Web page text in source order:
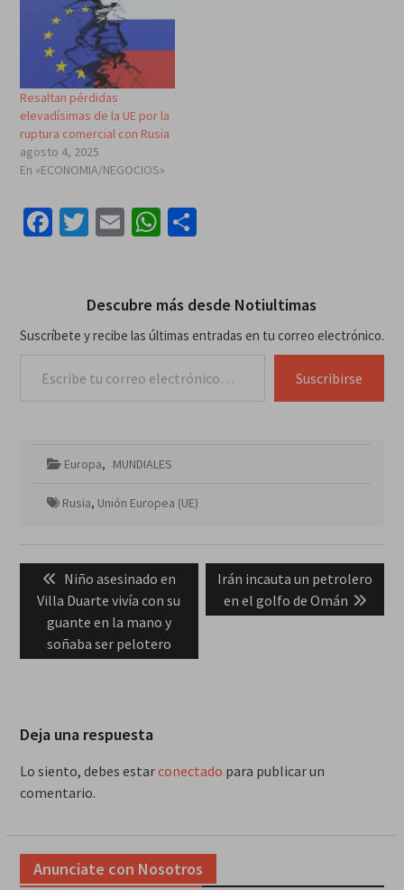
Resaltan pérdidas
elevadísimas de la UE por la
ruptura comercial con Rusia
agosto 4, 2025
En «ECONOMIA/NEGOCIOS»
Facebook
Twitter
EmailWhatsApp
Compartir
Descubre más desde Notiultimas
Suscríbete y recibe las últimas entradas en tu correo electrónico.
Suscribirse
Europa, MUNDIALES
Rusia, Unión Europea (UE)
entradas
Previous
post:
Niño asesinado en
Villa Duarte vivía con su
guante en la mano y
soñaba ser pelotero
Next
post:
Irán incauta un petrolero
en el golfo de Omán
Deja una respuesta
Lo siento, debes estarconectado para publicar un
comentario.
Anunciate con Nosotros